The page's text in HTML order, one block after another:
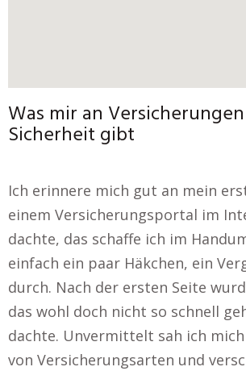
Was mir an
Sicherheit gibt
Ich erinnere mich gut an mein
einem Versicherungsportal im
dachte, das schaffe ich im
einfach ein paar Häkchen, ein
durch. Nach der ersten Seite
das wohl doch nicht so schnell
dachte. Unvermittelt sah ich
von Versicherungsarten und